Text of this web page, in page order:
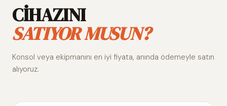
Alım
CİHAZINI
SATIYOR MUSUN?
Konsol veya ekipmanını en iyi fiyata, anında ödemeyle satın
alıyoruz.